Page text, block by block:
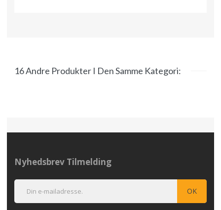
16 Andre Produkter I Den Samme Kategori:
Nyhedsbrev Tilmelding